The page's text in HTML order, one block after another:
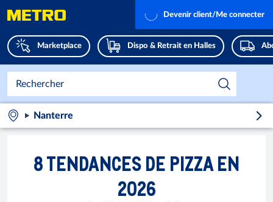
Marketplace Dispo & Retrait en Halles
Devenir client/Me connecter
Nanterre
8 TENDANCES DE PIZZA EN
2026